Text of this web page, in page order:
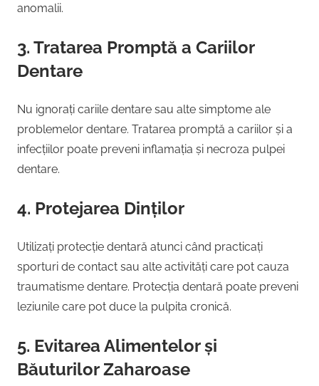
anomalii.
3. Tratarea Promptă a Cariilor
Dentare
Nu ignorați cariile dentare sau alte simptome ale
problemelor dentare. Tratarea promptă a cariilor și a
infecțiilor poate preveni inflamația și necroza pulpei
dentare.
4. Protejarea Dinților
Utilizați protecție dentară atunci când practicați
sporturi de contact sau alte activități care pot cauza
traumatisme dentare. Protecția dentară poate preveni
leziunile care pot duce la pulpita cronică.
5. Evitarea Alimentelor și
Băuturilor Zaharoase